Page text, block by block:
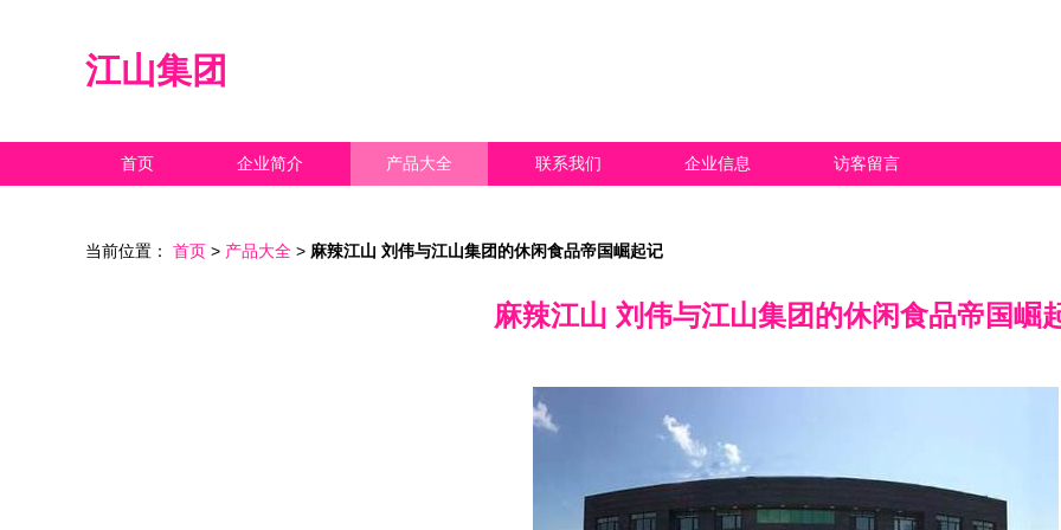
江山集团
首页 企业简介 产品大全 联系我们 企业信息 访客留言
当前位置： 首页 > 产品大全 > 麻辣江山 刘伟与江山集团的休闲食品帝国崛起记
麻辣江山 刘伟与江山集团的休闲食品帝国崛